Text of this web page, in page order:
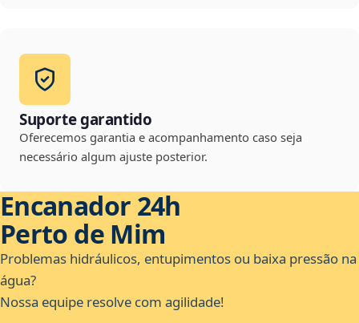
Suporte garantido
Oferecemos garantia e acompanhamento caso seja
necessário algum ajuste posterior.
Encanador 24h
Perto de Mim
Problemas hidráulicos, entupimentos ou baixa pressão na
água?
Nossa equipe resolve com agilidade!